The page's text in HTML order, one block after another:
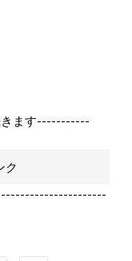
ます-----------
ク